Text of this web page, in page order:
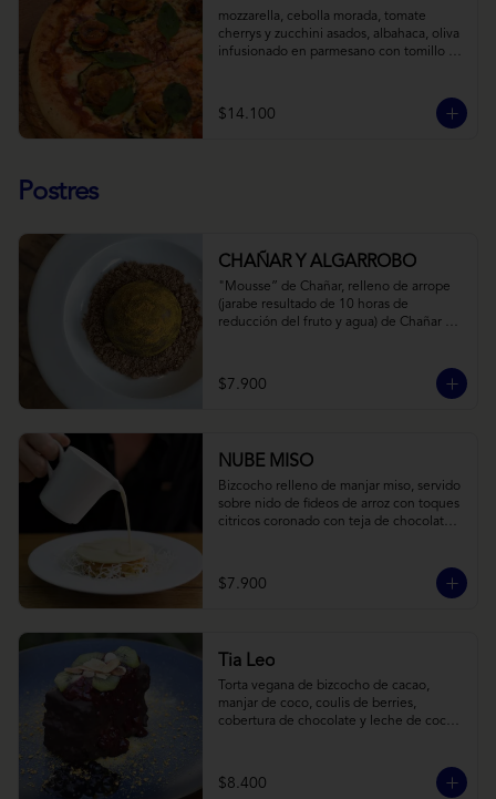
mozzarella, cebolla morada, tomate
cherrys y zucchini asados, albahaca, oliva
infusionado en parmesano con tomillo y
$14.100
Postres
CHAÑAR Y ALGARROBO
"Mousse” de Chañar, relleno de arrope
(jarabe resultado de 10 horas de
reducción del fruto y agua) de Chañar
amargo y cúrcuma, sobre una tierra de
harina de Algarrobo y nueces.
$7.900
NUBE MISO
Bizcocho relleno de manjar miso, servido
sobre nido de fideos de arroz con toques
citricos coronado con teja de chocolate
$7.900
Tia Leo
Torta vegana de bizcocho de cacao,
manjar de coco, coulis de berries,
cobertura de chocolate y leche de coco
$8.400